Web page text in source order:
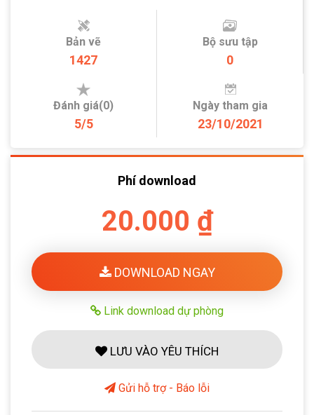
Bản vẽ
1427
Bộ sưu tập
0
Đánh giá(0)
5/5
Ngày tham gia
23/10/2021
Phí download
20.000 ₫
DOWNLOAD NGAY
Link download dự phòng
LƯU VÀO YÊU THÍCH
Gửi hỗ trợ - Báo lỗi